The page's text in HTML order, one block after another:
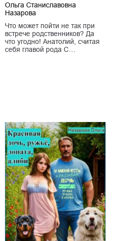
Ольга Станиславовна
Назарова
Что может пойти не так при
встрече родственников? Да
что угодно! Анатолий, считая
себя главой рода С…